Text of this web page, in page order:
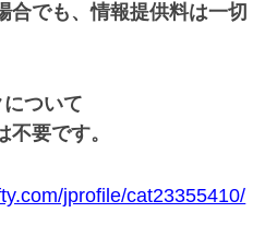
合でも、情報提供料は一切
ついて
不要です。
jprofile/cat23355410/